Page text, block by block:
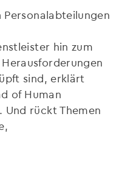
Personalabteilungen
hin zum
sind, erklärt
of Human
Und rückt Themen